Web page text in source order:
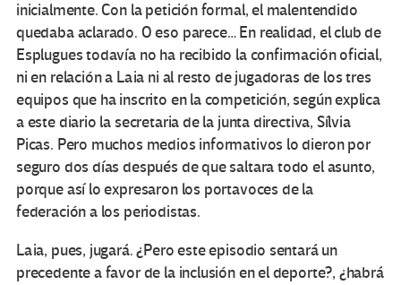
inicialmente. Con la petición formal, el malentendido
quedaba aclarado. O eso parece… En realidad, el club de
Esplugues todavía no ha recibido la confirmación oficial,
ni en relación a Laia ni al resto de jugadoras de los tres
equipos que ha inscrito en la competición, según explica
a este diario la secretaria de la junta directiva, Sílvia
Picas. Pero muchos medios informativos lo dieron por
seguro dos días después de que saltara todo el asunto,
porque así lo expresaron los portavoces de la
federación a los periodistas.
Laia, pues, jugará. ¿Pero este episodio sentará un
precedente a favor de la inclusión en el deporte?, ¿habrá